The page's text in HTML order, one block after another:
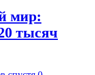
мир:
тысяч